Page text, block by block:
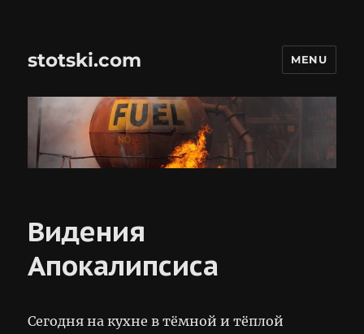
stotski.com MENU
Видения
Апокалипсиса
Сегодня на кухне в тёмной и тёплой